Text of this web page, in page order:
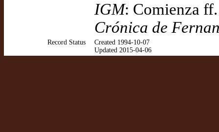
IGM: Comienza
Crónica de
Record Status
Created 1994-10-07
Updated 2015-04-06